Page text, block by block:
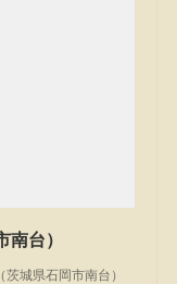
台）
城県石岡市南台）